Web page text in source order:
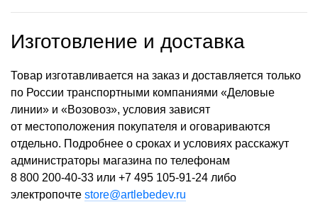
Изготовление и доставка
Товар изготавливается на заказ и доставляется только
по России транспортными компаниями «Деловые
линии» и «Возовоз», условия зависят
от местоположения покупателя и оговариваются
отдельно. Подробнее о сроках и условиях расскажут
администраторы магазина по телефонам
8 800 200-40-33 или +7 495 105-91-24 либо
электропочте store@artlebedev.ru